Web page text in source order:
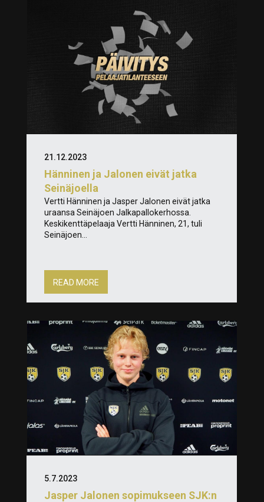
Hänninen ja Jalonen eivät jatka
Seinäjoella
21.12.2023
Vertti Hänninen ja Jasper Jalonen eivät jatka
uraansa Seinäjoen Jalkapallokerhossa.
Keskikenttäpelaaja Vertti Hänninen, 21, tuli
Seinäjoen...
READ MORE
Jasper Jalonen sopimukseen SJK:n
5.7.2023